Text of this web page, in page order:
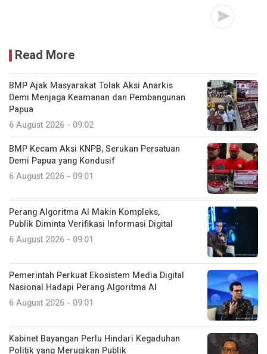
Read More
BMP Ajak Masyarakat Tolak Aksi Anarkis
Demi Menjaga Keamanan dan Pembangunan
Papua
6 August 2026 - 09:02
BMP Kecam Aksi KNPB, Serukan Persatuan
Demi Papua yang Kondusif
6 August 2026 - 09:01
Perang Algoritma AI Makin Kompleks,
Publik Diminta Verifikasi Informasi Digital
6 August 2026 - 09:01
Pemerintah Perkuat Ekosistem Media Digital
Nasional Hadapi Perang Algoritma AI
6 August 2026 - 09:01
Kabinet Bayangan Perlu Hindari Kegaduhan
Politik yang Merugikan Publik